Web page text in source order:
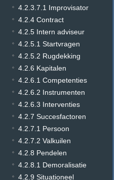
4.2.3.7.1 Improvisator
4.2.4 Contract
4.2.5 Intern adviseur
4.2.5.1 Startvragen
4.2.5.2 Rugdekking
4.2.6 Kapitalen
4.2.6.1 Competenties
4.2.6.2 Instrumenten
4.2.6.3 Interventies
4.2.7 Succesfactoren
4.2.7.1 Persoon
4.2.7.2 Valkuilen
4.2.8 Pendelen
4.2.8.1 Demoralisatie
4.2.9 Situationeel